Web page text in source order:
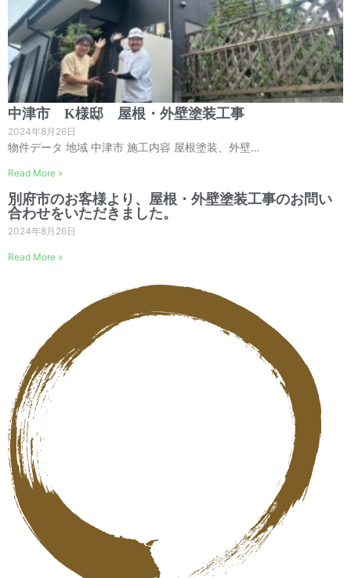
中津市 K様邸 屋根・外壁塗装工事
2024年8月26日
物件データ 地域 中津市 施工内容 屋根塗装、外壁…
Read More »
別府市のお客様より、屋根・外壁塗装工事のお問い
合わせをいただきました。
2024年8月26日
Read More »